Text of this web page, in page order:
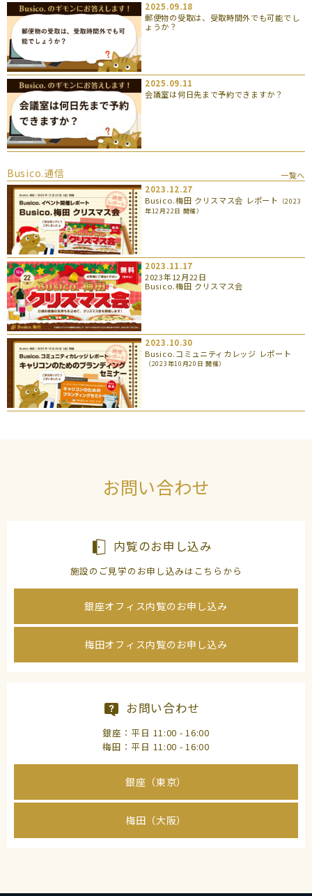
2025.09.18
郵便物の受取は、受取時間外でも可能でし
ょうか？
2025.09.11
会議室は何日先まで予約できますか？
Busico.通信
一覧へ
2023.12.27
Busico.梅田 クリスマス会 レポート
（2023
年12月22日 開催）
2023.11.17
2023年12月22日
Busico.梅田 クリスマス会
2023.10.30
Busico.コミュニティカレッジ レポート
（2023年10月20日 開催）
お問い合わせ
内覧のお申し込み
施設のご見学のお申し込みはこちらから
銀座オフィス内覧のお申し込み
梅田オフィス内覧のお申し込み
お問い合わせ
銀座：平日 11:00 - 16:00
梅田：平日 11:00 - 16:00
銀座（東京）
梅田（大阪）